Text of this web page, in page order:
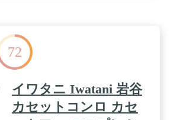
72
イワタニ Iwatani 岩谷
カセットコンロ カセ